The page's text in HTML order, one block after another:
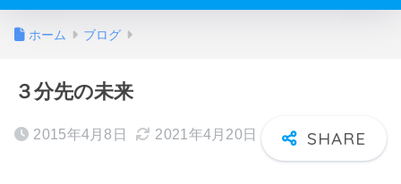
ホーム ブログ
３分先の未来
2015年4月8日 2021年4月20日